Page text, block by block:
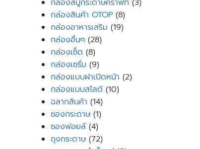
กล่องสบู่กระดาษคราฟท์ 3
กล่องสินค้า OTOP 88
products
กล่องอาหารเสริม 1919
กล่องอื่นๆ 2828
กล่องเซ็ต 88
products
กล่องเซรั่ม 99
products
กล่องแบบฝาเปิดหน้า 22
กล่องแบบสไลด์ 1010
ฉลากสินค้า 1414
products
ซองกระดาษ 11
ซองฟอยล์ 44
products
ถุงกระดาษ 7272